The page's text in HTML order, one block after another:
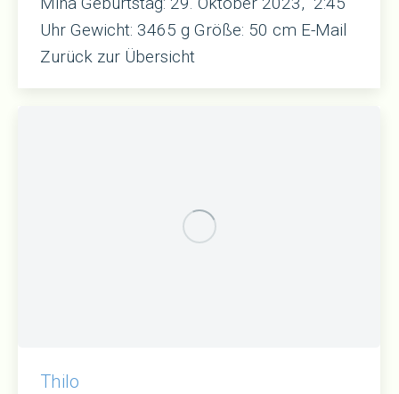
Uhr Gewicht: 3465 g Größe: 50 cm E-Mail
Zurück zur Übersicht
Thilo